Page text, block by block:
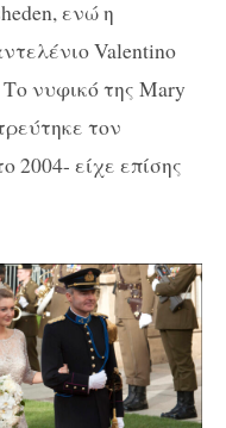
ενώ η
Valentino
Το νυφικό της Mary
τον
2004- είχε επίσης